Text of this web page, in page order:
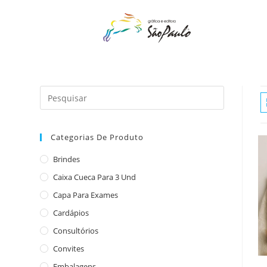
Categorias De Produto
Brindes
Caixa Cueca Para 3 Und
Capa Para Exames
Cardápios
Consultórios
Convites